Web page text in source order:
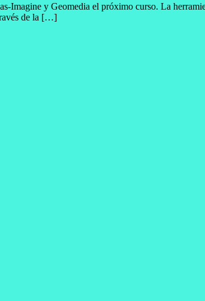
Imagine y Geomedia el próximo curso. La
de la […]